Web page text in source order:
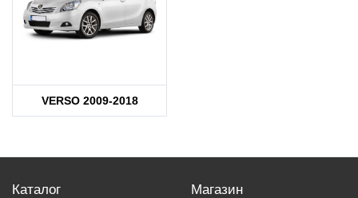
VERSO 2009-2018
Каталог Магазин